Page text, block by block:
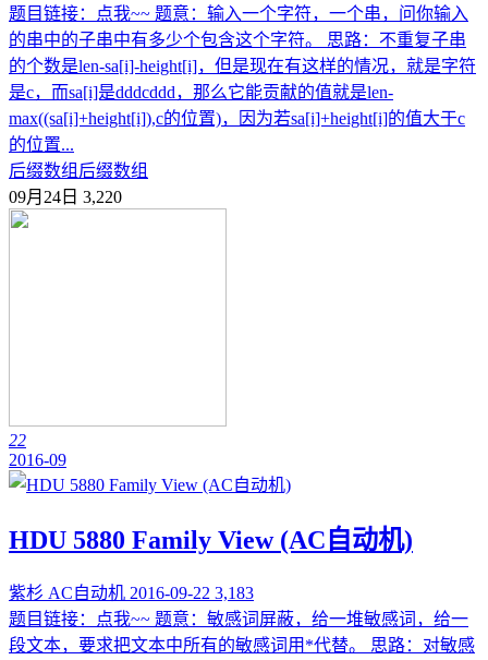
题目链接：点我~~ 题意：输入一个字符，一个串，问你输入
的串中的子串中有多少个包含这个字符。 思路：不重复子串
的个数是len-sa[i]-height[i]，但是现在有这样的情况，就是字符
是c，而sa[i]是dddcddd，那么它能贡献的值就是len-
max((sa[i]+height[i]),c的位置)，因为若sa[i]+height[i]的值大于c
的位置...
后缀数组 后缀数组
09月24日 3,220
22
2016-09
HDU 5880 Family View (AC自动机)
紫杉 AC自动机 2016-09-22 3,183
题目链接：点我~~ 题意：敏感词屏蔽，给一堆敏感词，给一
段文本，要求把文本中所有的敏感词用*代替。 思路：对敏感